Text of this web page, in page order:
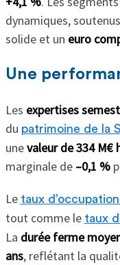
dynamiques,
solide et un euro
Une
Les expertises
du patrimoine de la
unevaleur de 334 M€
marginale de –0,1 %
Le taux
tout comme le taux
La durée ferme
ans, reflétant la